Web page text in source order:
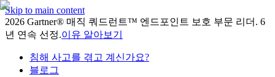
Skip to main content
2026 Gartner® 매직 쿼드런트™ 엔드포인트 보호 부문 리더. 6
년 연속 선정.이유 알아보기
침해 사고를 겪고 계신가요?
블로그